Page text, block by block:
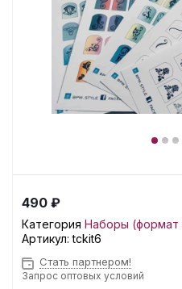
490 ₽
Категория Наборы (формат
Артикул:tckit6
Стать партнером!
Запрос оптовых условий